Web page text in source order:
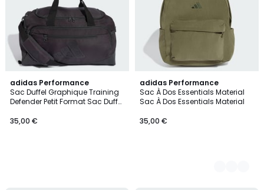
adidas Performance
Sac Duffel Graphique Training
Defender Petit Format Sac Duffel
Petit Format
35,00 €
adidas Performance
Sac À Dos Essentials Material
Sac À Dos Essentials Material
35,00 €
3
Couleurs